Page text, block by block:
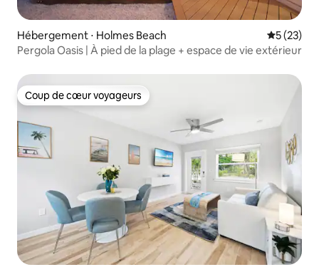
Hébergement ⋅ Holmes Beach
5 (23)
Pergola Oasis | À pied de la plage + espace de vie extérieur
Coup de cœur voyageurs
Coup de cœur voyageurs